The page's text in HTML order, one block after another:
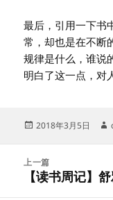
最后，引用一下书
常，却也是在不断
规律是什么，谁说
明白了这一点，对
发
2018年3月5日
上一篇
上【读书周记】